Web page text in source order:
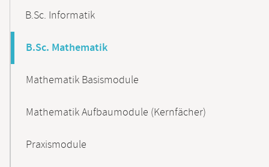
B.Sc. Informatik
B.Sc. Mathematik
Mathematik Basismodule
Mathematik Aufbaumodule (Kernfächer)
Praxismodule